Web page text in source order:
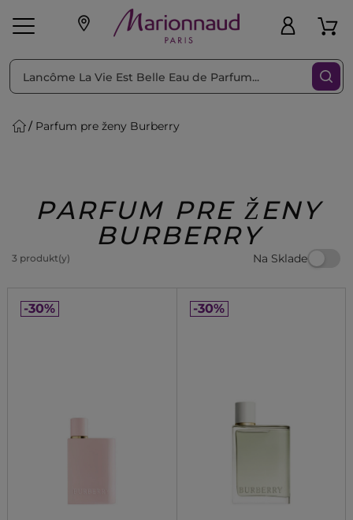
pleť Líčenie Vône
Beauty
Parfum pre ženy Burberry
PARFUM PRE ŽENY
BURBERRY
3 produkt(y) Na Sklade
Triediť podľa Filtrovať
-30% -30%